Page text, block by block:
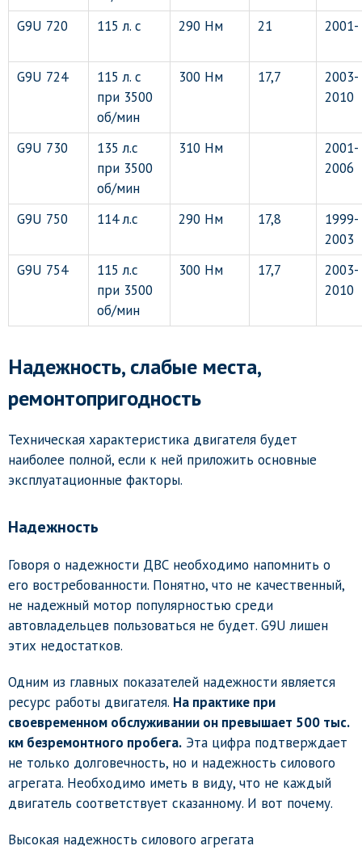
G9U 720
115 л. с 290 Нм 21 2001-
G9U 724
115 л. с
при 3500
об/мин
300 Нм 17,7
2003-
2010
G9U 730
135 л.с
при 3500
об/мин
310 Нм
2001-
2006
G9U 750 114 л.с 290 Нм 17,8
1999-
2003
G9U 754
115 л.с
при 3500
об/мин
300 Нм 17,7
2003-
2010
Надежность, слабые места,
ремонтопригодность
Техническая характеристика двигателя будет
наиболее полной, если к ней приложить основные
эксплуатационные факторы.
Надежность
Говоря о надежности ДВС необходимо напомнить о
его востребованности. Понятно, что не качественный,
не надежный мотор популярностью среди
автовладельцев пользоваться не будет. G9U лишен
этих недостатков.
Одним из главных показателей надежности является
ресурс работы двигателя. На практике при
своевременном обслуживании он превышает 500 тыс.
км безремонтного пробега. Эта цифра подтверждает
не только долговечность, но и надежность силового
агрегата. Необходимо иметь в виду, что не каждый
двигатель соответствует сказанному. И вот почему.
Высокая надежность силового агрегата